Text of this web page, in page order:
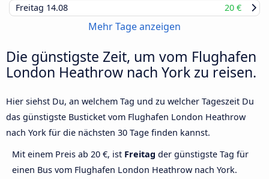
Freitag 14.08 20 €
Mehr Tage anzeigen
Die günstigste Zeit, um vom Flughafen
London Heathrow nach York zu reisen.
Hier siehst Du, an welchem Tag und zu welcher Tageszeit Du
das günstigste Busticket vom Flughafen London Heathrow
nach York für die nächsten 30 Tage finden kannst.
Mit einem Preis ab 20 €, ist Freitag der günstigste Tag für
einen Bus vom Flughafen London Heathrow nach York.